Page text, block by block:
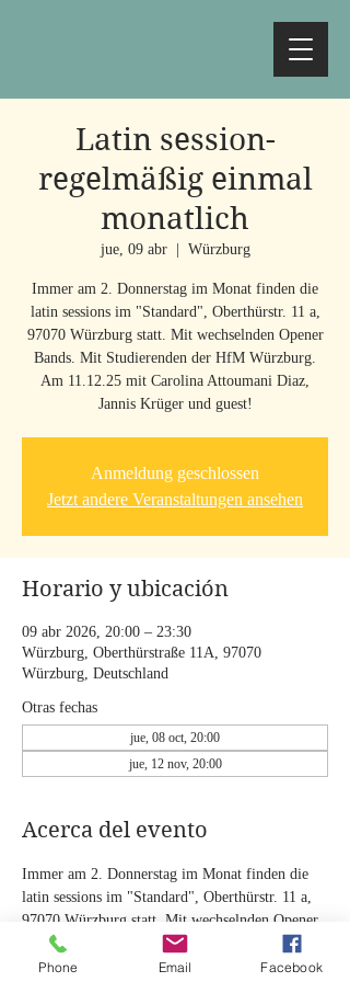
Latin session-
regelmäßig einmal
monatlich
jue, 09 abr
  |
Würzburg
Immer am 2. Donnerstag im Monat finden die
latin sessions im "Standard", Oberthürstr. 11 a,
97070 Würzburg statt. Mit wechselnden Opener
Bands. Mit Studierenden der HfM Würzburg.
Am 11.12.25 mit Carolina Attoumani Diaz,
Jannis Krüger und guest!
Anmeldung geschlossen
Jetzt andere Veranstaltungen ansehen
Horario y ubicación
09 abr 2026, 20:00 – 23:30
Würzburg, Oberthürstraße 11A, 97070
Würzburg, Deutschland
Otras fechas
jue, 08 oct, 20:00
jue, 12 nov, 20:00
Acerca del evento
Immer am 2. Donnerstag im Monat finden die
latin sessions im "Standard", Oberthürstr. 11 a,
97070 Würzburg statt. Mit wechselnden Opener
Bands. Mit Studierenden der HfM Würzburg.
Eintritt: 3 €! Spenden für die Musiker erbeten!
Phone Email Facebook